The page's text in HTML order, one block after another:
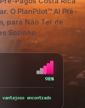
O PlanPilot™ AI Pré-
para Não Ter de
Sozinho
98%
a ativação imed